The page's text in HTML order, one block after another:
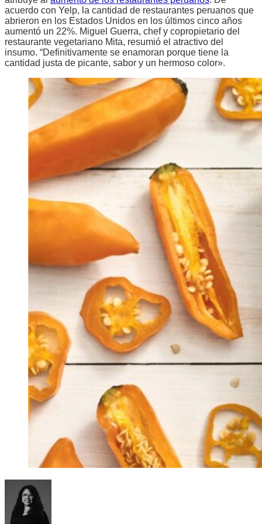
acuerdo con Yelp, la cantidad de restaurantes peruanos que
abrieron en los Estados Unidos en los últimos cinco años
aumentó un 22%. Miguel Guerra, chef y copropietario del
restaurante vegetariano Mita, resumió el atractivo del
insumo. “Definitivamente se enamoran porque tiene la
cantidad justa de picante, sabor y un hermoso color».